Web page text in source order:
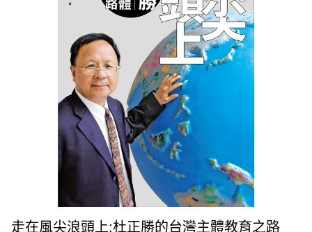
走在風尖浪頭上:杜正勝的台灣主體教育之路